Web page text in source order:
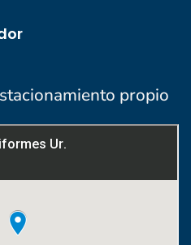
propio